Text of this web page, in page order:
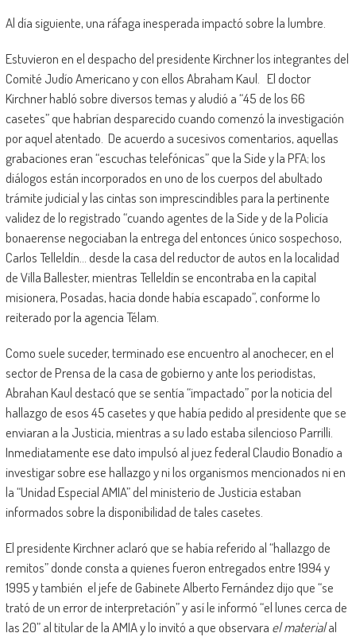
Al día siguiente, una ráfaga inesperada impactó sobre la lumbre.
Estuvieron en el despacho del presidente Kirchner los integrantes del
Comité Judío Americano y con ellos Abraham Kaul. El doctor
Kirchner habló sobre diversos temas y aludió a “45 de los 66
casetes” que habrían desparecido cuando comenzó la investigación
por aquel atentado. De acuerdo a sucesivos comentarios, aquellas
grabaciones eran “escuchas telefónicas” que la Side y la PFA; los
diálogos están incorporados en uno de los cuerpos del abultado
trámite judicial y las cintas son imprescindibles para la pertinente
validez de lo registrado “cuando agentes de la Side y de la Policía
bonaerense negociaban la entrega del entonces único sospechoso,
Carlos Telleldín… desde la casa del reductor de autos en la localidad
de Villa Ballester, mientras Telleldín se encontraba en la capital
misionera, Posadas, hacia donde había escapado”, conforme lo
reiterado por la agencia Télam.
Como suele suceder, terminado ese encuentro al anochecer, en el
sector de Prensa de la casa de gobierno y ante los periodistas,
Abrahan Kaul destacó que se sentía “impactado” por la noticia del
hallazgo de esos 45 casetes y que había pedido al presidente que se
enviaran a la Justicia, mientras a su lado estaba silencioso Parrilli.
Inmediatamente ese dato impulsó al juez federal Claudio Bonadío a
investigar sobre ese hallazgo y ni los organismos mencionados ni en
la “Unidad Especial AMIA” del ministerio de Justicia estaban
informados sobre la disponibilidad de tales casetes.
El presidente Kirchner aclaró que se había referido al “hallazgo de
remitos” donde consta a quienes fueron entregados entre 1994 y
1995 y también el jefe de Gabinete Alberto Fernández dijo que “se
trató de un error de interpretación” y así le informó “el lunes cerca de
las 20” al titular de la AMIA y lo invitó a que observara el materialal